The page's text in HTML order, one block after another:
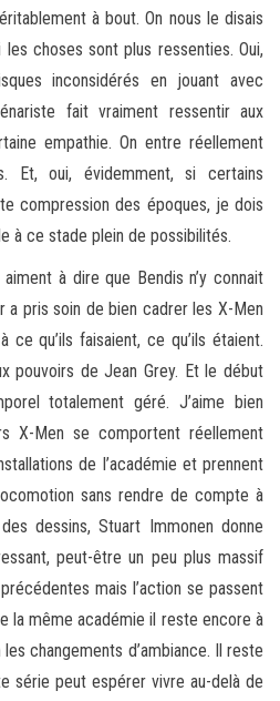
à bout. On nous le disais
choses sont plus ressenties. Oui,
inconsidérés en jouant avec
fait vraiment ressentir aux
empathie. On entre réellement
Et, oui, évidemment, si certains
compression des époques, je dois
à ce stade plein de possibilités.
à dire que Bendis n’y connait
a pris soin de bien cadrer les X-Men
ce qu’ils faisaient, ce qu’ils étaient.
pouvoirs de Jean Grey. Et le début
totalement géré. J’aime bien
X-Men se comportent réellement
de l’académie et prennent
sans rendre de compte à
dessins, Stuart Immonen donne
peut-être un peu plus massif
mais l’action se passent
la même académie il reste encore à
changements d’ambiance. Il reste
série peut espérer vivre au-delà de